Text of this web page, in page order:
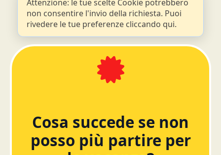
Attenzione: le tue scelte Cookie potrebbero
non consentire l'invio della richiesta. Puoi
rivedere le tue preferenze cliccando qui.
Cosa succede se non
posso più partire per